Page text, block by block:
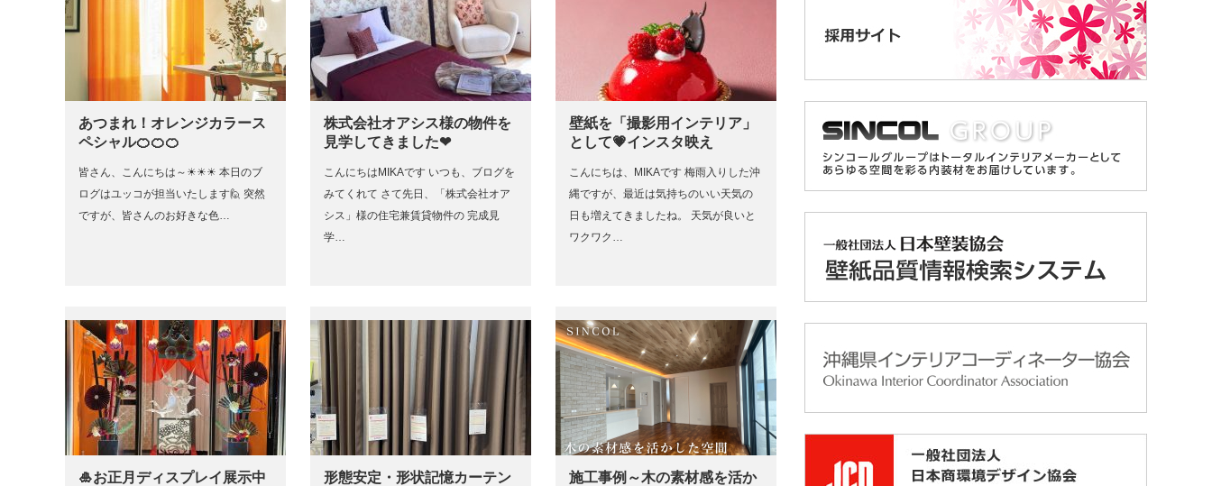
あつまれ！オレンジカラース
ペシャル🍊🍊🍊
皆さん、こんにちは～☀☀☀ 本日のブ
ログはユッコが担当いたします🙋 突然
ですが、皆さんのお好きな色…
株式会社オアシス様の物件を
見学してきました❤
こんにちはMIKAです いつも、ブログを
みてくれて さて先日、「株式会社オア
シス」様の住宅兼賃貸物件の 完成見
学…
壁紙を「撮影用インテリア」
として💗インスタ映え
こんにちは、MIKAです 梅雨入りした沖
縄ですが、最近は気持ちのいい天気の
日も増えてきましたね。 天気が良いと
ワクワク…
🎍お正月ディスプレイ展示中
形態安定・形状記憶カーテン
施工事例～木の素材感を活か